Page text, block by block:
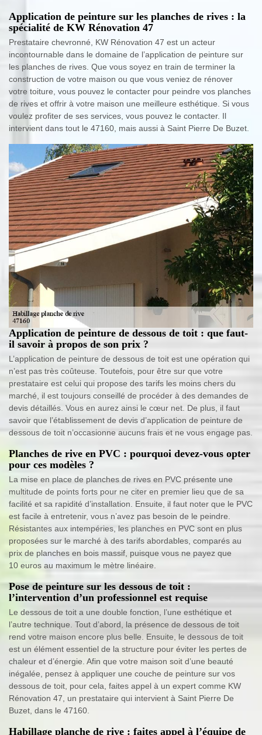
Application de peinture sur les planches de rives : la
spécialité de KW Rénovation 47
Prestataire chevronné, KW Rénovation 47 est un acteur
incontournable dans le domaine de l’application de peinture sur
les planches de rives. Que vous soyez en train de terminer la
construction de votre maison ou que vous veniez de rénover
votre toiture, vous pouvez le contacter pour peindre vos planches
de rives et offrir à votre maison une meilleure esthétique. Si vous
voulez profiter de ses services, vous pouvez le contacter. Il
intervient dans tout le 47160, mais aussi à Saint Pierre De Buzet.
Application de peinture de dessous de toit : que faut-
il savoir à propos de son prix ?
L’application de peinture de dessous de toit est une opération qui
n’est pas très coûteuse. Toutefois, pour être sur que votre
prestataire est celui qui propose des tarifs les moins chers du
marché, il est toujours conseillé de procéder à des demandes de
devis détaillés. Vous en aurez ainsi le cœur net. De plus, il faut
savoir que l’établissement de devis d’application de peinture de
dessous de toit n’occasionne aucuns frais et ne vous engage pas.
Planches de rive en PVC : pourquoi devez-vous opter
pour ces modèles ?
La mise en place de planches de rives en PVC présente une
multitude de points forts pour ne citer en premier lieu que de sa
facilité et sa rapidité d’installation. Ensuite, il faut noter que le PVC
est facile à entretenir, vous n’avez pas besoin de le peindre.
Résistantes aux intempéries, les planches en PVC sont en plus
proposées sur le marché à des tarifs abordables, comparés au
prix de planches en bois massif, puisque vous ne payez que
10 euros au maximum le mètre linéaire.
Pose de peinture sur les dessous de toit :
l’intervention d’un professionnel est requise
Le dessous de toit a une double fonction, l’une esthétique et
l’autre technique. Tout d’abord, la présence de dessous de toit
rend votre maison encore plus belle. Ensuite, le dessous de toit
est un élément essentiel de la structure pour éviter les pertes de
chaleur et d’énergie. Afin que votre maison soit d’une beauté
inégalée, pensez à appliquer une couche de peinture sur vos
dessous de toit, pour cela, faites appel à un expert comme KW
Rénovation 47, un prestataire qui intervient à Saint Pierre De
Buzet, dans le 47160.
Habillage planche de rive : faites appel à l’équipe de